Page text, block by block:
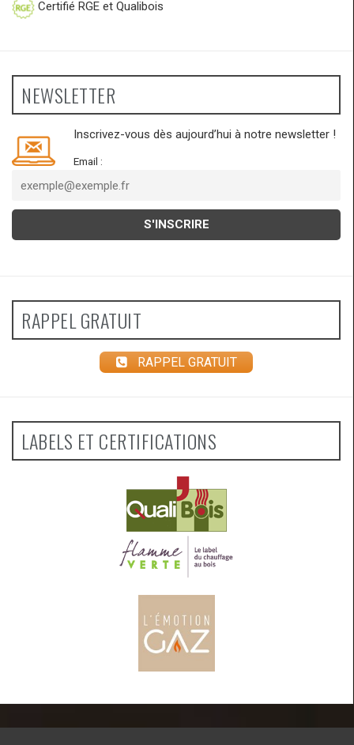
Certifié RGE et Qualibois
NEWSLETTER
Inscrivez-vous dès aujourd’hui à notre newsletter !
Email :
RAPPEL GRATUIT
RAPPEL GRATUIT
LABELS ET CERTIFICATIONS